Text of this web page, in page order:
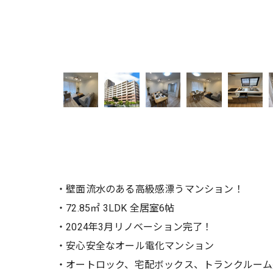
・壁面流水のある高級感漂うマンション！
・72.85㎡ 3LDK 全居室6帖
・2024年3月リノベーション完了！
・安心安全なオール電化マンション
・オートロック、宅配ボックス、トランクルー